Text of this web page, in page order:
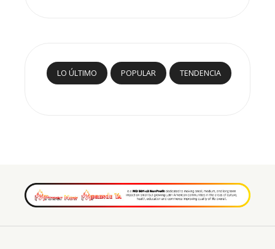
LO ÚLTIMO POPULAR TENDENCIA